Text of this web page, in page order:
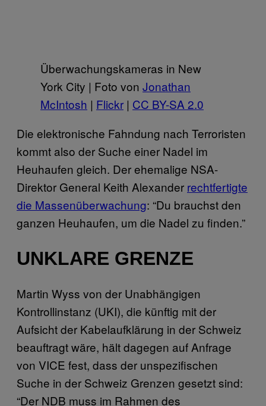
Überwachungskameras in New
York City | Foto von Jonathan
McIntosh | Flickr | CC BY-SA 2.0
Die elektronische Fahndung nach Terroristen
kommt also der Suche einer Nadel im
Heuhaufen gleich. Der ehemalige NSA-
Direktor General Keith Alexander rechtfertigte
die Massenüberwachung: “Du brauchst den
ganzen Heuhaufen, um die Nadel zu finden.”
UNKLARE GRENZE
Martin Wyss von der Unabhängigen
Kontrollinstanz (UKI), die künftig mit der
Aufsicht der Kabelaufklärung in der Schweiz
beauftragt wäre, hält dagegen auf Anfrage
von VICE fest, dass der unspezifischen
Suche in der Schweiz Grenzen gesetzt sind:
“Der NDB muss im Rahmen des